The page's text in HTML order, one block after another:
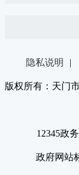
隐私说明 |
版权所有：天门
12345政
政府网站